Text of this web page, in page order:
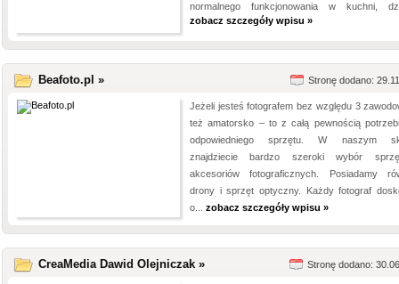
normalnego funkcjonowania w kuchni,
zobacz szczegóły wpisu »
Beafoto.pl » Stronę dodano:
Jeżeli jesteś fotografem bez względu 3
też amatorsko – to z całą pewnością
odpowiedniego sprzętu. W naszym
znajdziecie bardzo szeroki wybór
akcesoriów fotograficznych. Posiadamy
drony i sprzęt optyczny. Każdy fotograf
o... zobacz szczegóły wpisu »
CreaMedia Dawid Olejniczak » Stronę dodano: